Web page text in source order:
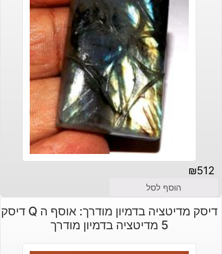
₪512
הוסף לסל
דיסק מדיטציה בדמיון מודרך: אוסף ה Q דיסק
5 מדיטציה בדמיון מודרך